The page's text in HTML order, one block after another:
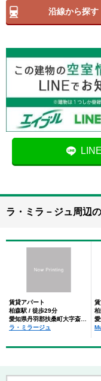
沿線から探す
ラ・ミラ－ジュ周辺
賃貸アパート
柏森駅 / 徒歩29分
愛知県丹羽郡扶桑町大字斎藤字御堂
ラ・ミラージュ